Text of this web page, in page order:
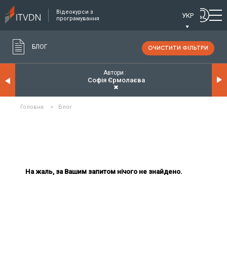
Відеокурси з
програмування
УКР
БЛОГ ОЧИСТИТИ ФІЛЬТРИ
Автори
Софія Єрмолаєва
✖
Головна > Блог
На жаль, за Вашим запитом нічого не знайдено.